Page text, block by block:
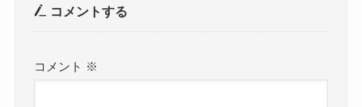
コメントする
コメント ※